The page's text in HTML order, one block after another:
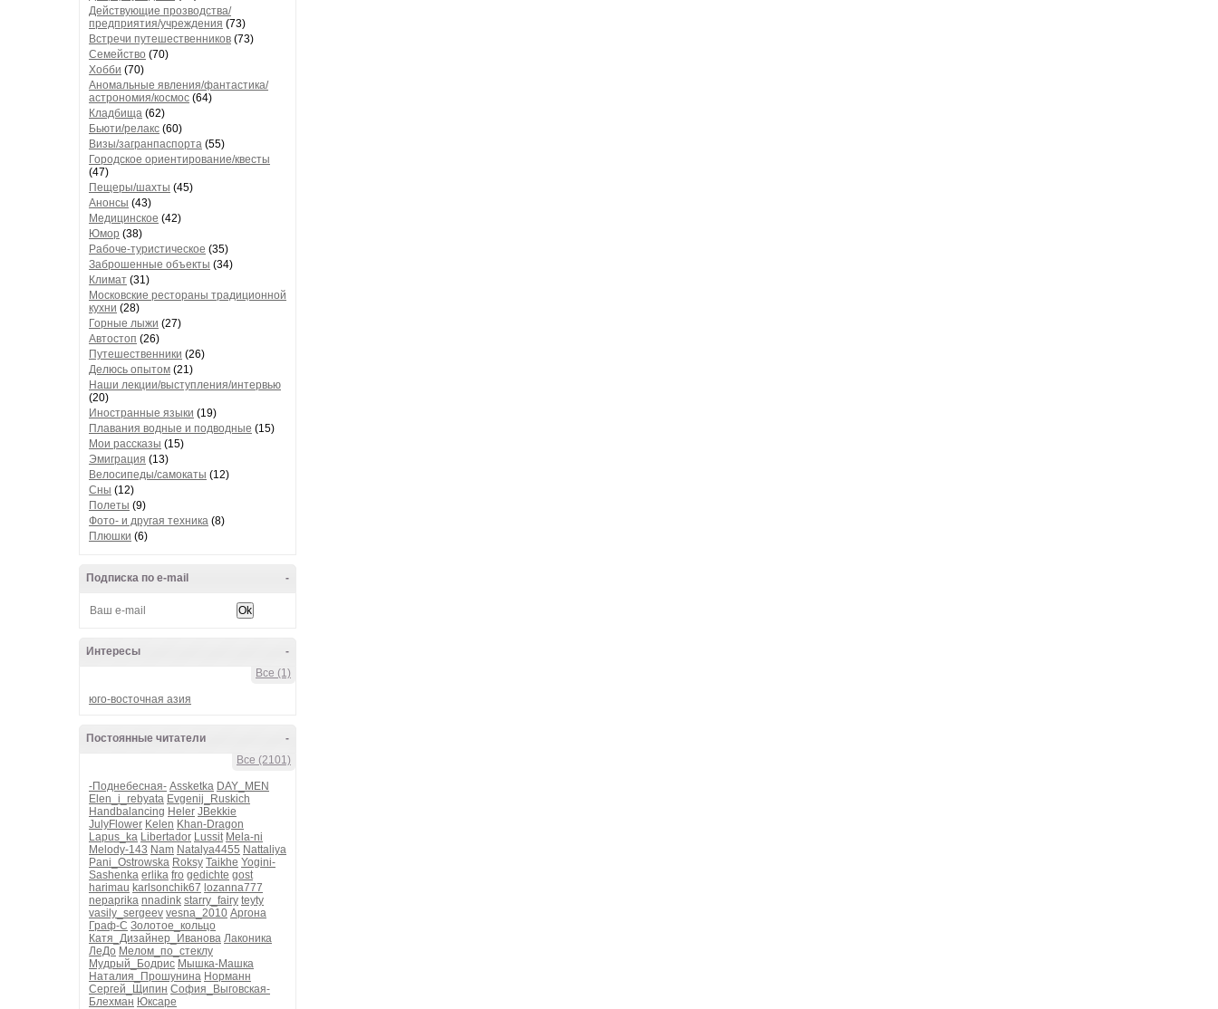
Действующие прозводства/
предприятия/учреждения (73)
Встречи путешественников (73)
Семейство (70)
Хобби (70)
Аномальные явления/фантастика/
астрономия/космос (64)
Кладбища (62)
Бьюти/релакс (60)
Визы/загранпаспорта (55)
Городское ориентирование/квесты
(47)
Пещеры/шахты (45)
Анонсы (43)
Медицинское (42)
Юмор (38)
Рабоче-туристическое (35)
Заброшенные объекты (34)
Климат (31)
Московские рестораны традиционной
кухни (28)
Горные лыжи (27)
Автостоп (26)
Путешественники (26)
Делюсь опытом (21)
Наши лекции/выступления/интервью
(20)
Иностранные языки (19)
Плавания водные и подводные (15)
Мои рассказы (15)
Эмиграция (13)
Велосипеды/самокаты (12)
Сны (12)
Полеты (9)
Фото- и другая техника (8)
Плюшки (6)
-
Подписка по e-mail
-
Интересы
Все (1)
юго-восточная азия
-
Постоянные читатели
Все (2101)
-Поднебесная- Assketka DAY_MEN
Elen_i_rebyata Evgenij_Ruskich
Handbalancing Heler JBekkie
JulyFlower Kelen Khan-Dragon
Lapus_ka Libertador Lussit Mela-ni
Melody-143 Nam Natalya4455 Nattaliya
Pani_Ostrowska Roksy Taikhe Yogini-
Sashenka erlika fro gedichte gost
harimau karlsonchik67 lozanna777
nepaprika nnadink starry_fairy teyty
vasily_sergeev vesna_2010 Аргона
Граф-С Золотое_кольцо
Катя_Дизайнер_Иванова Лаконика
ЛеДо Мелом_по_стеклу
Мудрый_Бодрис Мышка-Машка
Наталия_Прошунина Норманн
Сергей_Щипин София_Выговская-
Блехман Юксаре